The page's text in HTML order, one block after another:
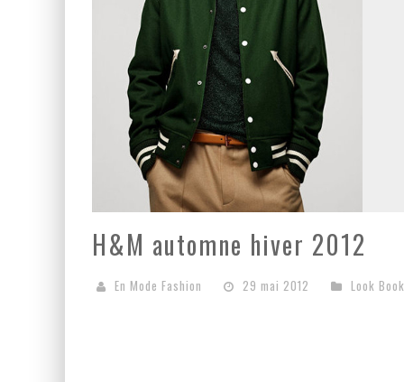
H&M automne hiver 2012
En Mode Fashion 29 mai 2012 Look